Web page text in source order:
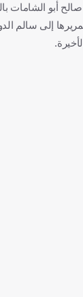
انفرد صالح أبو
إلى سالم